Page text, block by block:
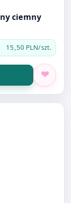
ciemny
15,50 PLN/szt.
(25szt)